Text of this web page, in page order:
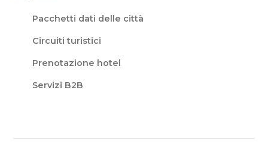
Pacchetti dati delle città
Circuiti turistici
Prenotazione hotel
Servizi B2B